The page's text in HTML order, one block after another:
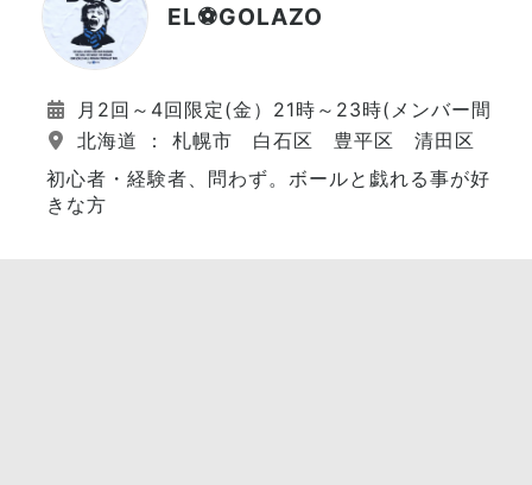
EL⚽GOLAZO
月2回～4回限定(金）21時～23時(メンバー間で
北海道 ： 札幌市 白石区 豊平区 清田区
初心者・経験者、問わず。ボールと戯れる事が好
きな方